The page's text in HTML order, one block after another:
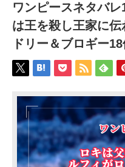
ワンピースネタバ
は王を殺し王家に伝
ドリー＆ブロギー18